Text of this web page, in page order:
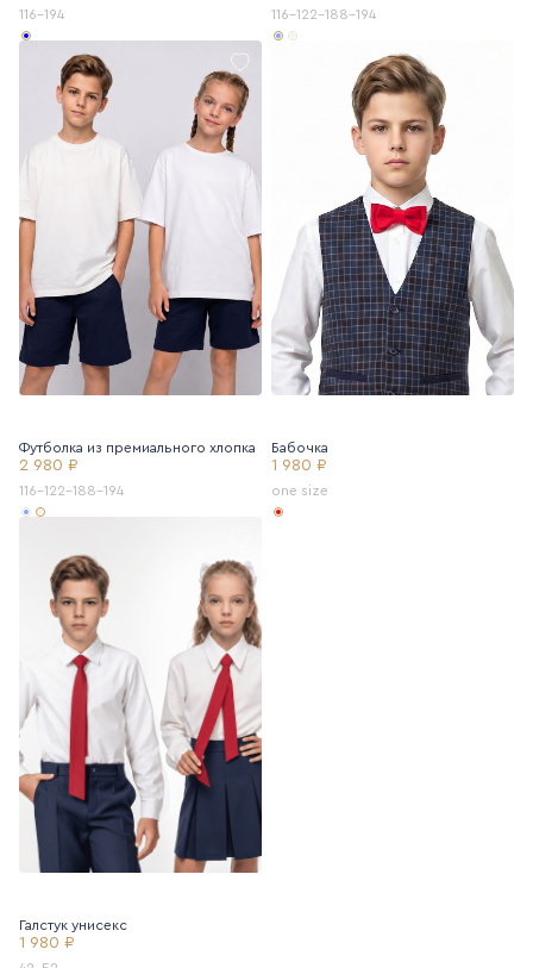
116-194 116-122-188-194
Футболка из премиального хлопка
2 980 ₽
116-122-188-194
Бабочка
1 980 ₽
one size
Галстук унисекс
1 980 ₽